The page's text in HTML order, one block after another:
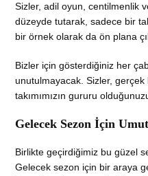
Sizler, adil oyun, centilmenlik
düzeyde tutarak, sadece bir
bir örnek olarak da ön plana
Bizler için gösterdiğiniz her
unutulmayacak. Sizler,
takımımızın gururu
Gelecek Sezon İçin
Birlikte geçirdiğimiz bu güzel
Gelecek sezon için bir araya